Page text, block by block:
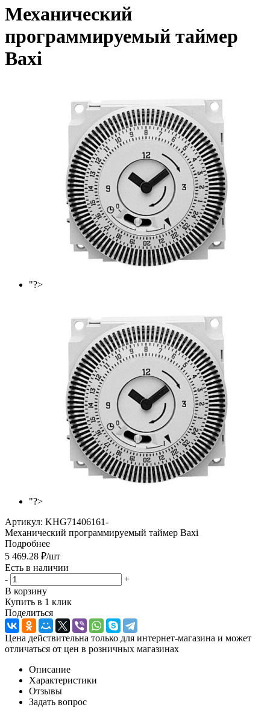
Механический
программируемый таймер
Baxi
"?>
"?>
Артикул: KHG71406161-
Механический программируемый таймер Baxi
Подробнее
5 469.28 ₽/шт
Есть в наличии
-
+
В корзину
Купить в 1 клик
Поделиться
Цена действительна только для интернет-магазина и может
отличаться от цен в розничных магазинах
Описание
Характеристики
Отзывы
Задать вопрос